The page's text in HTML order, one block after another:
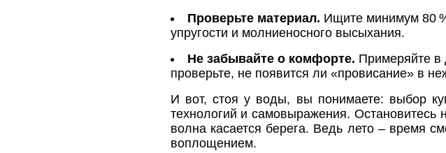
Проверьте материал. Ищите минимум 80
упругости и молниеносного высыхания.
Не забывайте о комфорте. Примеряйте в
проверьте, не появится ли «провисание» в
И вот, стоя у воды, вы понимаете: выбор
технологий и самовыражения. Остановитесь
волна касается берега. Ведь лето – время
воплощением.